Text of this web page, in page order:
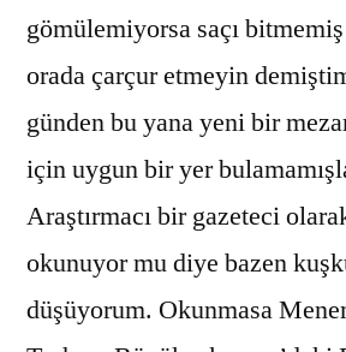
gömülemiyorsa saçı
orada çarçur etmeyin
günden bu yana yeni bir
için uygun bir yer
Araştırmacı bir gazeteci
okunuyor mu diye bazen
düşüyorum. Okunmasa